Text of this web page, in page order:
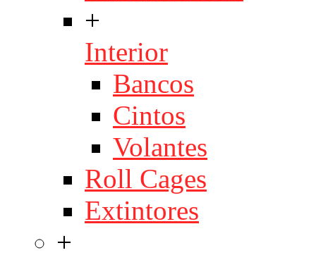
+
Interior
Bancos
Cintos
Volantes
Roll Cages
Extintores
+